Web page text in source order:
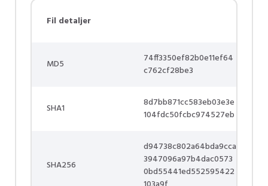
Fil detaljer
MD5
74ff3350ef82b0e11ef64
c762cf28be3
SHA1
8d7bb871cc583eb03e3e
104fdc50fcbc974527eb
SHA256
d94738c802a64bda9cca
3947096a97b4dac0573
0bd55441ed552595422